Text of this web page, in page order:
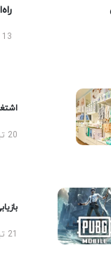
13 مرداد 1405
20 تیر 1405